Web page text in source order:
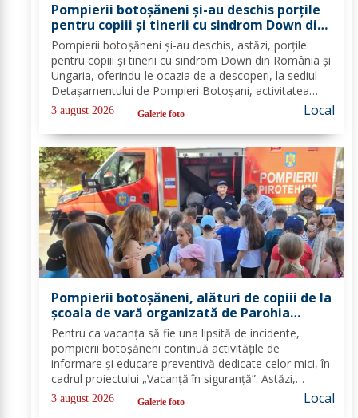
Pompierii botoșăneni și-au deschis porțile
pentru copiii și tinerii cu sindrom Down din
România și Ungaria - FOTO
Pompierii botoșăneni și-au deschis, astăzi, porțile
pentru copiii și tinerii cu sindrom Down din România și
Ungaria, oferindu-le ocazia de a descoperi, la sediul
Detașamentului de Pompieri Botoșani, activitatea
salvatorilor, tehnica de intervenție și regulile esențiale
de comportare în situații de...
3 august 2026 Galerie foto Local
Pompierii botoșăneni, alături de copiii de la
școala de vară organizată de Parohia
„Sfântul Ioan Botezătorul” - FOTO
Pentru ca vacanța să fie una lipsită de incidente,
pompierii botoșăneni continuă activitățile de
informare și educare preventivă dedicate celor mici, în
cadrul proiectului „Vacanță în siguranță”. Astăzi,
salvatorii s-au întâlnit cu copiii înscriși la școala de
vară organizată de Parohia „Sfântul...
3 august 2026 Galerie foto Local